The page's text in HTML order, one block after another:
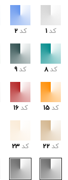
کد 1 کد 2
کد 8 کد 9
کد 15 کد 16
کد 22 کد 23